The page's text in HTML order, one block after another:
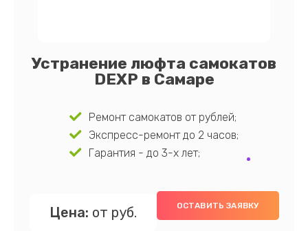
Устранение люфта самокатов
DEXP в Самаре
Ремонт самокатов от рублей;
Экспресс-ремонт до 2 часов;
Гарантия - до 3-х лет;
Цена: от руб. ОСТАВИТЬ ЗАЯВКУ